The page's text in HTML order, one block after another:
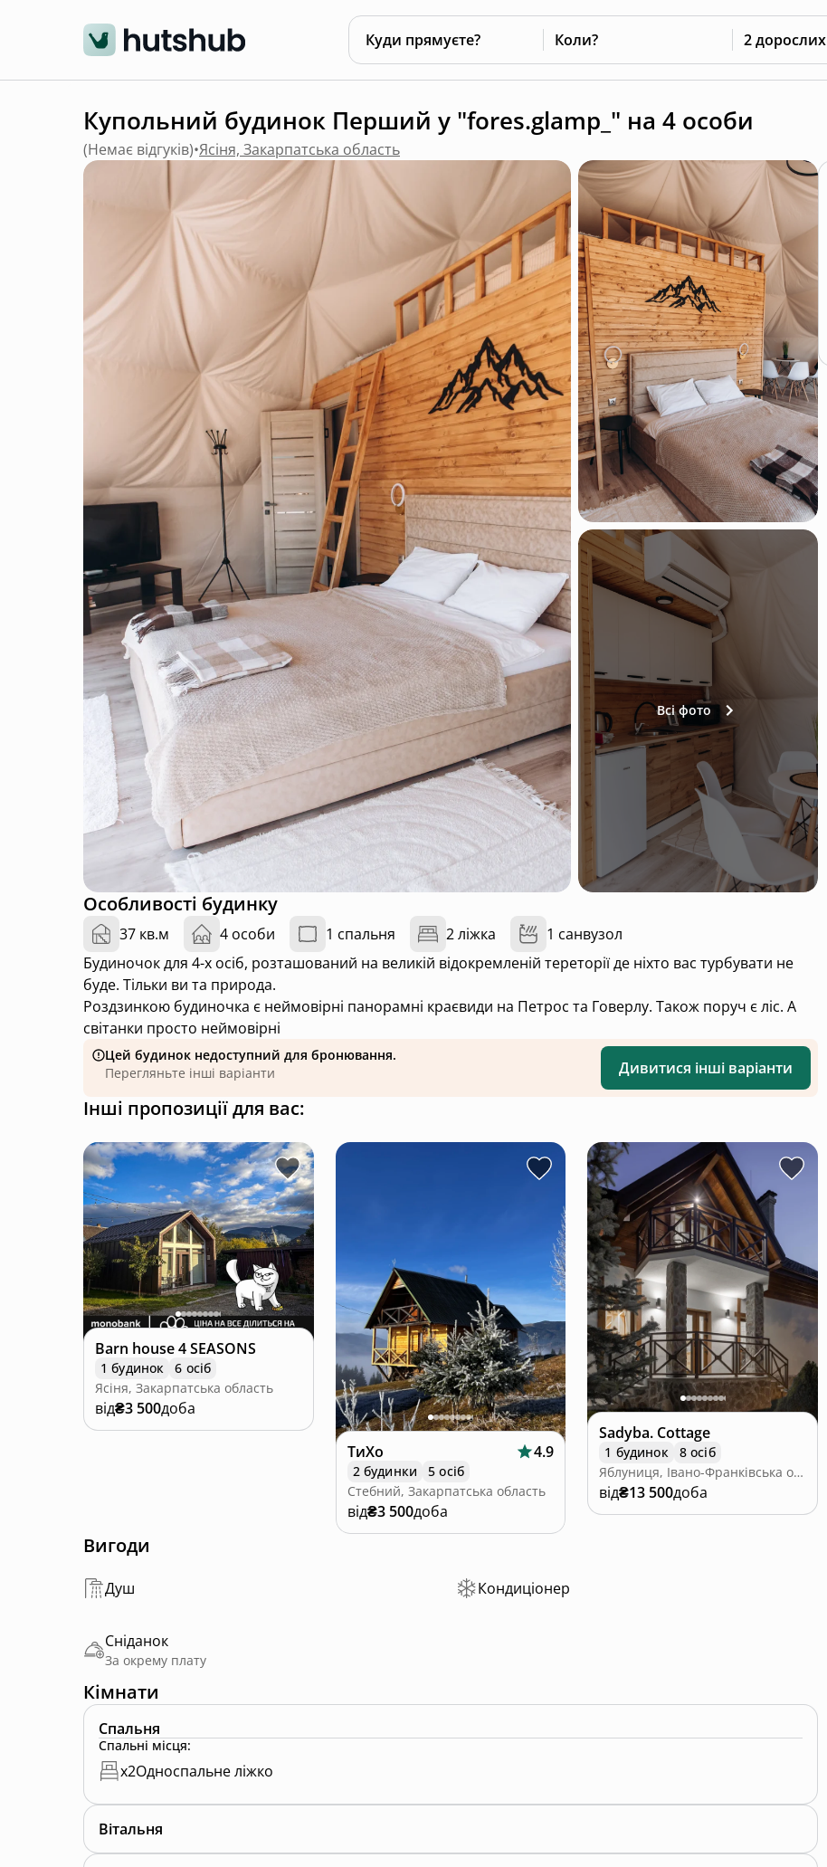
Куди прямуєте? Коли? 2 дорослих
Купольний будинок Перший у "fores.glamp_" на 4 особи
(Немає відгуків)•Ясіня, Закарпатська область
Всі фото
Особливості будинку
37 кв.м 4 особи 1 спальня 2 ліжка
1 санвузол
Будиночок для 4-х осіб, розташований на великій відокремленій тереторії де ніхто вас турбувати не
буде. Тільки ви та природа.
Роздзинкою будиночка є неймовірні панорамні краєвиди на Петрос та Говерлу. Також поруч є ліс. А
світанки просто неймовірні
Цей будинок недоступний для бронювання.
Перегляньте інші варіанти
Дивитися інші варіанти
Інші пропозиції для вас:
Barn house 4 SEASONS
1 будинок
6 осіб
Ясіня, Закарпатська область
від₴3 500доба
ТиХо 4.9
2 будинки
5 осіб
Стебний, Закарпатська область
від₴3 500доба
Sadyba. Cottage
1 будинок
8 осіб
Яблуниця, Івано-Франківська область
від₴13 500доба
Вигоди
Душ Кондиціонер
Сніданок
За окрему плату
Кімнати
Спальня
Спальні місця:
x2Односпальне ліжко
Вітальня